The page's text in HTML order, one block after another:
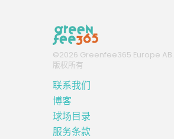
©2026 Greenfee365 Europe AB.
版权所有
联系我们
博客
球场目录
服务条款